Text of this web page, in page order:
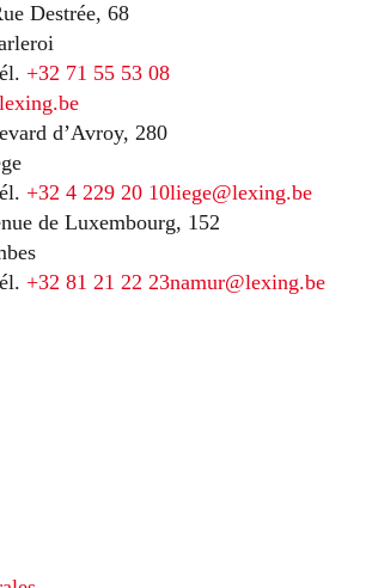
Destrée, 68
+32 71 55 53 08
d’Avroy, 280
+32 4 229 20 10liege@lexing.be
de Luxembourg, 152
+32 81 21 22 23namur@lexing.be